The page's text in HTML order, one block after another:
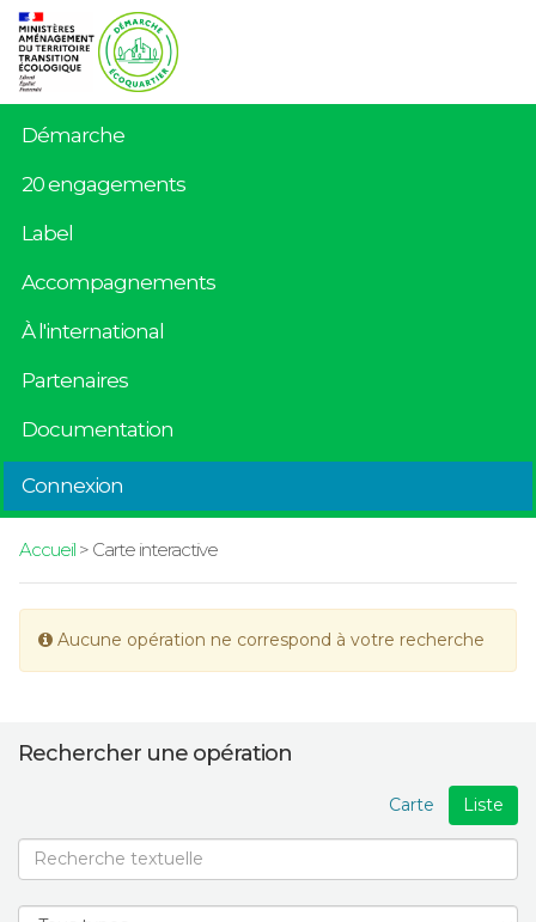
Démarche
20 engagements
Label
Accompagnements
À l'international
Partenaires
Documentation
Connexion
Accueil> Carte interactive
Aucune opération ne correspond à votre recherche
Rechercher une opération
Liste
Carte